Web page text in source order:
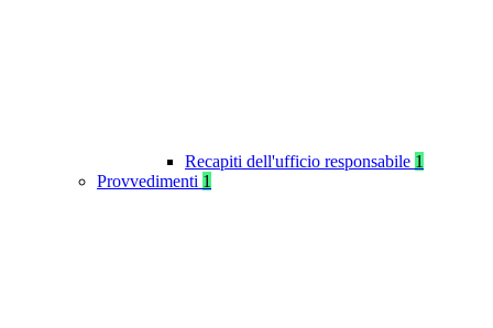
Recapiti dell'ufficio responsabile 1
Provvedimenti 1